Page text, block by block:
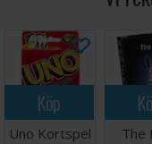
Grupper består av 3
i olika färger. Stegar
och i
oavsett färg eller
Spelet fortsätter tills
Köp
Uno Kortspel
The